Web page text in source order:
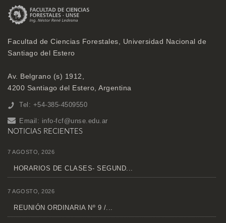
Facultad de Ciencias Forestales, Universidad Nacional de
Santiago del Estero
Av. Belgrano (s) 1912,
4200 Santiago del Estero, Argentina
Tel: +54-385-4509550
Email: info-fcf@unse.edu.ar
NOTICIAS RECIENTES
7 AGOSTO, 2026
HORARIOS DE CLASES- SEGUND...
7 AGOSTO, 2026
REUNIÓN ORDINARIA Nº 9 /...